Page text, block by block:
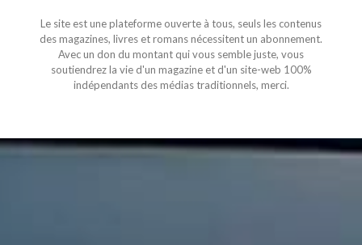
Le site est une plateforme ouverte à tous, seuls les contenus
des magazines, livres et romans nécessitent un abonnement.
Avec un don du montant qui vous semble juste, vous
soutiendrez la vie d'un magazine et d'un site-web 100%
indépendants des médias traditionnels, merci.